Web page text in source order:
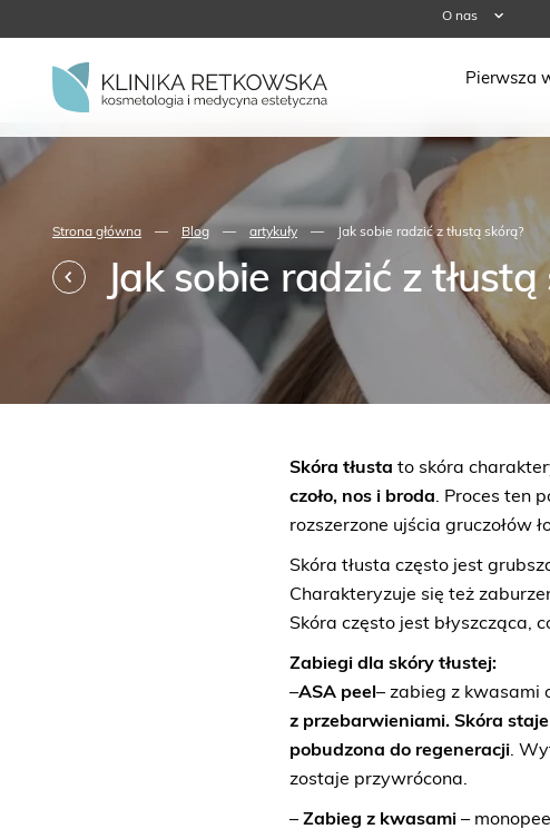
O nas
Pierwsza
Strona główna — Blog — artykuły — Jak sobie radzić z tłustą skórą?
Jak sobie radzić z tłustą
Skóra tłusta to skóra
czoło, nos i broda. Proces ten
rozszerzone ujścia gruczołów
Skóra tłusta często jest
Charakteryzuje się też
Skóra często jest błyszcząca,
Zabiegi dla skóry tłustej:
–ASA peel– zabieg z kwasami
z przebarwieniami. Skóra
pobudzona do regeneracji.
zostaje przywrócona.
–Zabieg z kwasami –